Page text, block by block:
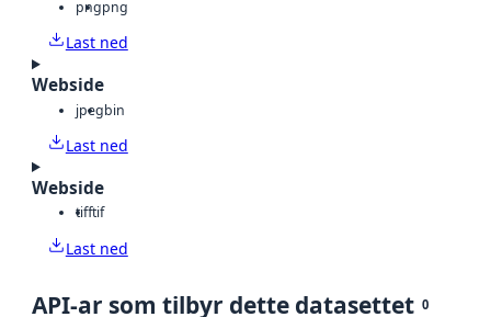
pngpng
Last ned
Webside
jpegbin
Last ned
Webside
tifftif
Last ned
API-ar som tilbyr dette datasettet 0